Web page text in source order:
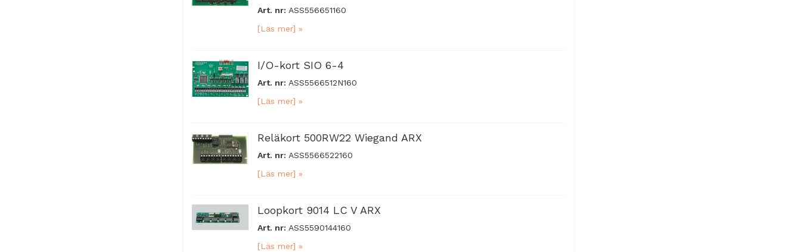
Art. nr: ASS556651160
[Läs mer] »
I/O-kort SIO 6-4
Art. nr: ASS5566512N160
[Läs mer] »
Reläkort 500RW22 Wiegand ARX
Art. nr: ASS5566522160
[Läs mer] »
Loopkort 9014 LC V ARX
Art. nr: ASS5590144160
[Läs mer] »